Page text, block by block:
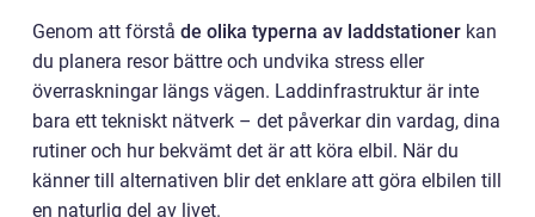
Genom att förstå de olika typerna av laddstationer kan
du planera resor bättre och undvika stress eller
överraskningar längs vägen. Laddinfrastruktur är inte
bara ett tekniskt nätverk – det påverkar din vardag, dina
rutiner och hur bekvämt det är att köra elbil. När du
känner till alternativen blir det enklare att göra elbilen till
en naturlig del av livet.